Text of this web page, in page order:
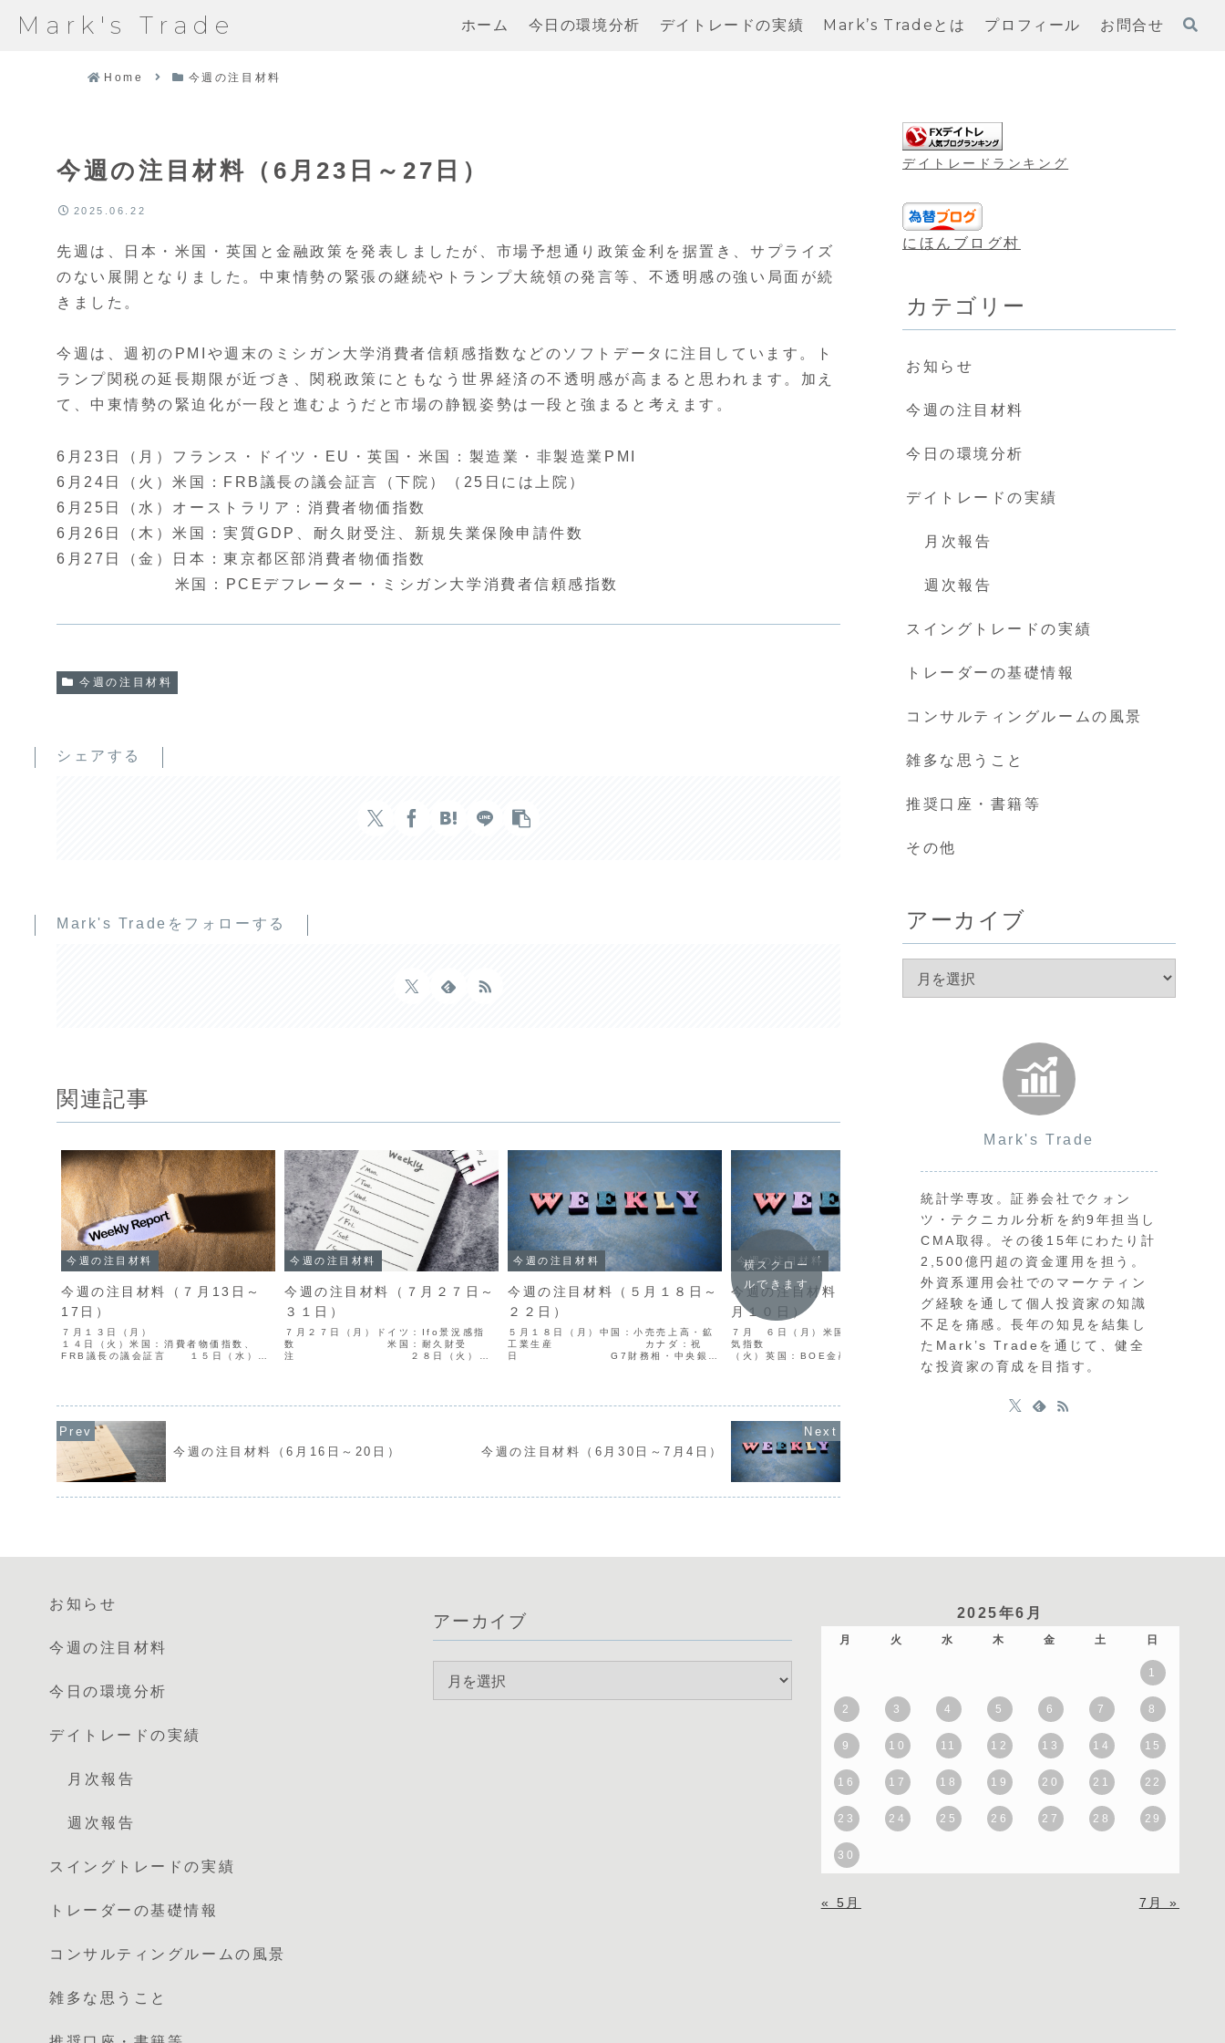
Mark's Trade ホーム 今日の環境分析 デイトレードの実績 Mark’s Tradeとは プロフィール お問合せ
Home 今週の注目材料
今週の注目材料（6月23日～27日）
2025.06.22
先週は、日本・米国・英国と金融政策を発表しましたが、市場予想通り政策金利を据置き、サプライズ
のない展開となりました。中東情勢の緊張の継続やトランプ大統領の発言等、不透明感の強い局面が続
きました。
今週は、週初のPMIや週末のミシガン大学消費者信頼感指数などのソフトデータに注目しています。ト
ランプ関税の延長期限が近づき、関税政策にともなう世界経済の不透明感が高まると思われます。加え
て、中東情勢の緊迫化が一段と進むようだと市場の静観姿勢は一段と強まると考えます。
6月23日（月）フランス・ドイツ・EU・英国・米国：製造業・非製造業PMI
6月24日（火）米国：FRB議長の議会証言（下院）（25日には上院）
6月25日（水）オーストラリア：消費者物価指数
6月26日（木）米国：実質GDP、耐久財受注、新規失業保険申請件数
6月27日（金）日本：東京都区部消費者物価指数
米国：PCEデフレーター・ミシガン大学消費者信頼感指数
今週の注目材料
シェアする
Mark's Tradeをフォローする
関連記事
今週の注目材料
今週の注目材料（７月13日～
17日）
７月１３日（月）
１４日（火）米国：消費者物価指数、
FRB議長の議会証言 １５日（水）中
今週の注目材料
今週の注目材料（７月２７日～
３１日）
７月２７日（月）ドイツ：Ifo景況感指
数 米国：耐久財受
注 ２８日（火）米
今週の注目材料
今週の注目材料（５月１８日～
２２日）
５月１８日（月）中国：小売売上高・鉱
工業生産 カナダ：祝
日 G7財務相・中央銀行
今週の注目材料
今週の注目材料（７月６日～７
月１０日）
７月 ６日（月）米国：ISM非製造業景
気指数 ７日
（火）英国：BOE金融安定報告書
８日（水）ニュージーランド：RBNZ政
今週の注目材料
今週の注目材料（６月１５日～
１９日）
６月１５日（月）米国：鉱工業生産指
数 ～17日まで：G7首
脳会談 １６日（火）日本：日銀政策
金利・日銀副総裁会見
価指数 ...
横スクロー
ルできます
今週の注目材料（6月16日～20日） 今週の注目材料（6月30日～7月4日）
デイトレードランキング
にほんブログ村
カテゴリー
お知らせ
今週の注目材料
今日の環境分析
デイトレードの実績
月次報告
週次報告
スイングトレードの実績
トレーダーの基礎情報
コンサルティングルームの風景
雑多な思うこと
推奨口座・書籍等
その他
アーカイブ
Mark's Trade
統計学専攻。証券会社でクォン
ツ・テクニカル分析を約9年担当し
CMA取得。その後15年にわたり計
2,500億円超の資金運用を担う。
外資系運用会社でのマーケティン
グ経験を通して個人投資家の知識
不足を痛感。長年の知見を結集し
たMark’s Tradeを通じて、健全
な投資家の育成を目指す。
お知らせ
今週の注目材料
今日の環境分析
デイトレードの実績
月次報告
週次報告
スイングトレードの実績
トレーダーの基礎情報
コンサルティングルームの風景
雑多な思うこと
アーカイブ 2025年6月
月 火 水 木 金 土 日
1
2 3 4 5 6 7 8
9 10 11 12 13 14 15
16 17 18 19 20 21 22
23 24 25 26 27 28 29
30
« 5月 7月 »